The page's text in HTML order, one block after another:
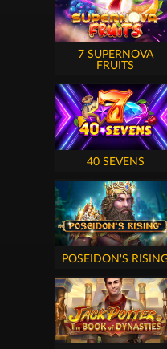
7 SUPERNOVA
FRUITS
40 SEVENS
POSEIDON'S